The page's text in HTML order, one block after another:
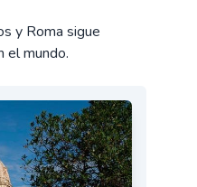
y Roma sigue
el mundo.